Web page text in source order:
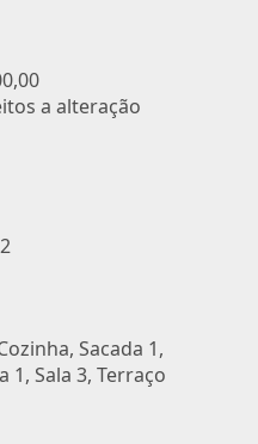
a alteração
Sacada 1,
1, Sala 3, Terraço